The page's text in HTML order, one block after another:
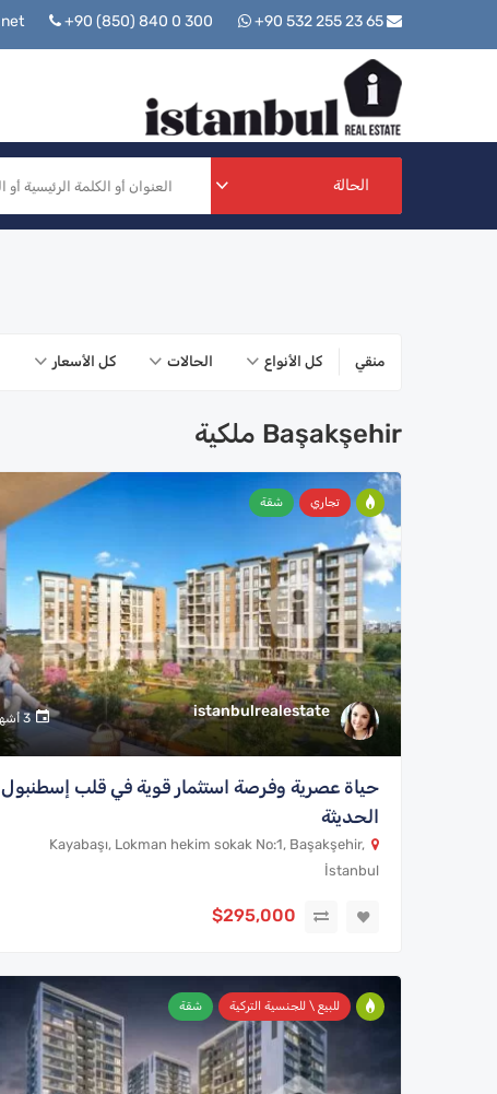
+90 (850) 840 0 300 +90 532 255 23 65
الحالة
منقي كل الأنواع الحالات كل الأسعار
Başakşehir ملكية
istanbulrealestate 3 أشهر
تجاري شقة
حياة عصرية وفرصة استثمار قوية في قلب إسطنبول
الحديثة
Kayabaşı, Lokman hekim sokak No:1, Başakşehir,
İstanbul
$295,000
للبيع \ للجنسية التركية شقة